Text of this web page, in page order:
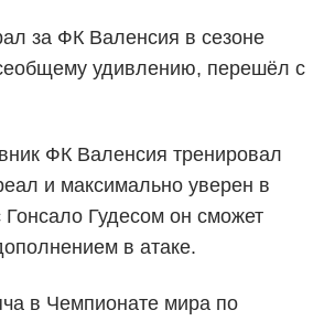
за ФК Валенсия в сезоне
удивлению, перешёл с
ФК Валенсия тренировал
и максимально уверен в
Гонсало Гудесом он сможет
в атаке.
в Чемпионате мира по